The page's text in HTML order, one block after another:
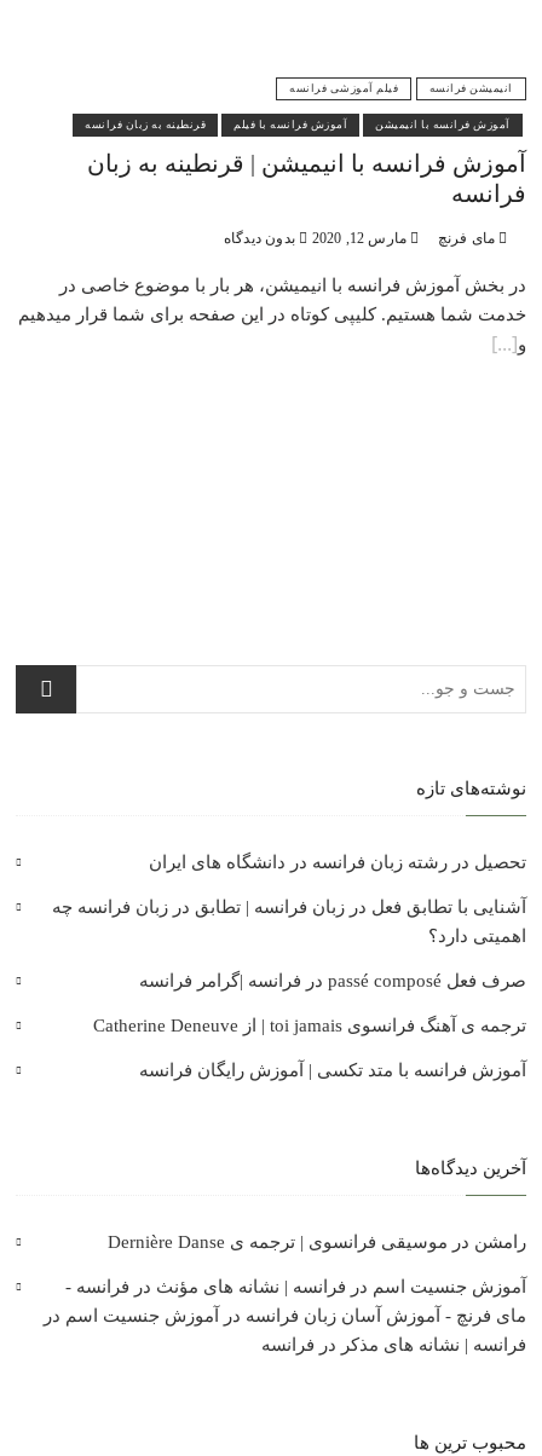
انیمیشن فرانسه فیلم آموزشی فرانسه
آموزش فرانسه با انیمیشن آموزش فرانسه با فیلم قرنطینه به زبان فرانسه
آموزش فرانسه با انیمیشن | قرنطینه به زبان
فرانسه
مای فرنچ مارس 12, 2020 بدون دیدگاه
در بخش آموزش فرانسه با انیمیشن، هر بار با موضوع خاصی در
خدمت شما هستیم. کلیپی کوتاه در این صفحه برای شما قرار میدهیم
و
نوشته‌های تازه
تحصیل در رشته زبان فرانسه در دانشگاه های ایران
آشنایی با تطابق فعل در زبان فرانسه | تطابق در زبان فرانسه چه
اهمیتی دارد؟
صرف فعل passé composé در فرانسه |گرامر فرانسه
ترجمه ی آهنگ فرانسوی toi jamais | از Catherine Deneuve
آموزش فرانسه با متد تکسی | آموزش رایگان فرانسه
آخرین دیدگاه‌ها
رامشن در موسیقی فرانسوی | ترجمه ی Dernière Danse
آموزش جنسیت اسم در فرانسه | نشانه های مؤنث در فرانسه -
مای فرنچ - آموزش آسان زبان فرانسه در
آموزش جنسیت اسم در
فرانسه | نشانه های مذکر در فرانسه
محبوب ترین ها